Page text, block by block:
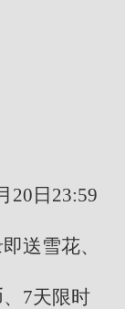
20日23:59
送雪花、
7天限时